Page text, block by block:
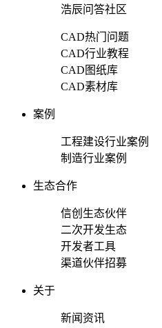
浩辰问答社区
CAD热门问题
CAD行业教程
CAD图纸库
CAD素材库
案例
工程建设行业案例
制造行业案例
生态合作
信创生态伙伴
二次开发生态
开发者工具
渠道伙伴招募
关于
新闻资讯